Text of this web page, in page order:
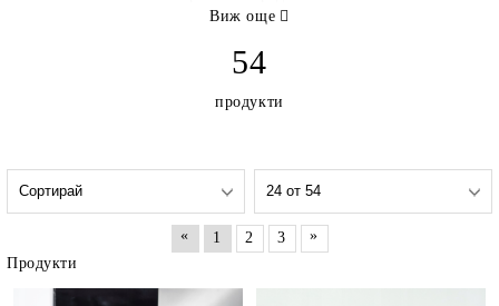
WHITE BOX има лиценз за над 40 различни световни
нови модели във всички различни видове мащаби и марки.
Виж още
54
продукти
« 1 2 3
»
Продукти